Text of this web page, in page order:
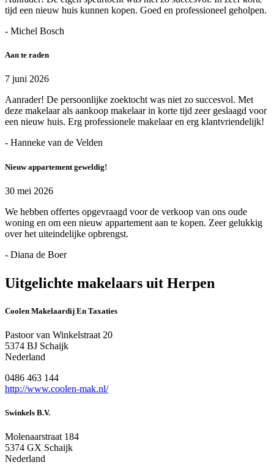
tijd een nieuw huis kunnen kopen. Goed en professioneel geholpen.
- Michel Bosch
Aan te raden
7 juni 2026
Aanrader! De persoonlijke zoektocht was niet zo succesvol. Met
deze makelaar als aankoop makelaar in korte tijd zeer geslaagd voor
een nieuw huis. Erg professionele makelaar en erg klantvriendelijk!
- Hanneke van de Velden
Nieuw appartement geweldig!
30 mei 2026
We hebben offertes opgevraagd voor de verkoop van ons oude
woning en om een nieuw appartement aan te kopen. Zeer gelukkig
over het uiteindelijke opbrengst.
- Diana de Boer
Uitgelichte makelaars uit Herpen
Coolen Makelaardij En Taxaties
Pastoor van Winkelstraat 20
5374 BJ Schaijk
Nederland
0486 463 144
http://www.coolen-mak.nl/
Swinkels B.V.
Molenaarstraat 184
5374 GX Schaijk
Nederland